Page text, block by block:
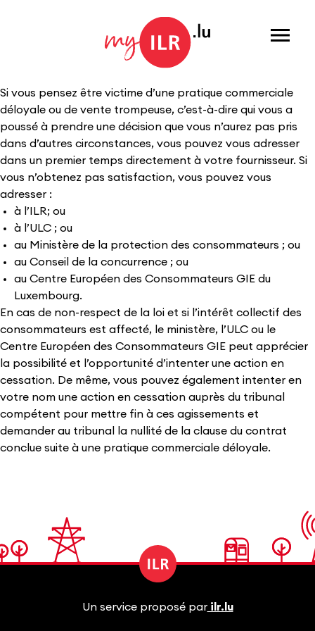
Menu
Si vous pensez être victime d’une pratique commerciale
déloyale ou de vente trompeuse, c’est-à-dire qui vous a
poussé à prendre une décision que vous n’aurez pas pris
dans d’autres circonstances, vous pouvez vous adresser
dans un premier temps directement à votre fournisseur. Si
vous n’obtenez pas satisfaction, vous pouvez vous
adresser :
à l’ILR; ou
à l’ULC ; ou
au Ministère de la protection des consommateurs ; ou
au Conseil de la concurrence ; ou
au Centre Européen des Consommateurs GIE du
Luxembourg.
En cas de non-respect de la loi et si l’intérêt collectif des
consommateurs est affecté, le ministère, l’ULC ou le
Centre Européen des Consommateurs GIE peut apprécier
la possibilité et l’opportunité d’intenter une action en
cessation. De même, vous pouvez également intenter en
votre nom une action en cessation auprès du tribunal
compétent pour mettre fin à ces agissements et
demander au tribunal la nullité de la clause du contrat
conclue suite à une pratique commerciale déloyale.
Un service proposé parilr.lu